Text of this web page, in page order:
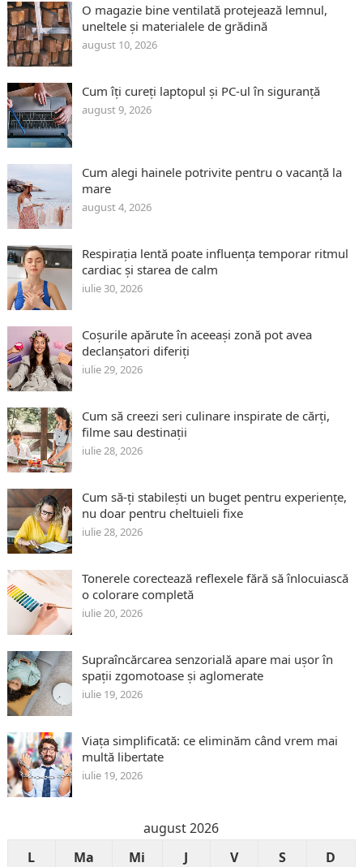
O magazie bine ventilată protejează lemnul,
uneltele și materialele de grădină
august 10, 2026
Cum îți cureți laptopul și PC-ul în siguranță
august 9, 2026
Cum alegi hainele potrivite pentru o vacanță la
mare
august 4, 2026
Respirația lentă poate influența temporar ritmul
cardiac și starea de calm
iulie 30, 2026
Coșurile apărute în aceeași zonă pot avea
declanșatori diferiți
iulie 29, 2026
Cum să creezi seri culinare inspirate de cărți,
filme sau destinații
iulie 28, 2026
Cum să-ți stabilești un buget pentru experiențe,
nu doar pentru cheltuieli fixe
iulie 28, 2026
Tonerele corectează reflexele fără să înlocuiască
o colorare completă
iulie 20, 2026
Supraîncărcarea senzorială apare mai ușor în
spații zgomotoase și aglomerate
iulie 19, 2026
Viața simplificată: ce eliminăm când vrem mai
multă libertate
iulie 19, 2026
august 2026
L
Ma Mi J V S
D